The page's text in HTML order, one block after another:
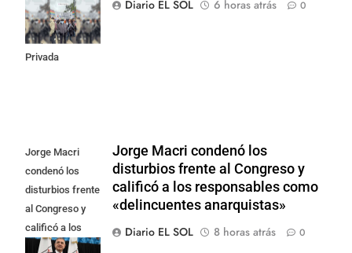
la Ley de
Propiedad
Privada
Diario EL SOL
6 horas atrás 0
Jorge Macri
condenó los
disturbios frente
al Congreso y
calificó a los
responsables
Jorge Macri condenó los
disturbios frente al Congreso y
calificó a los responsables como
«delincuentes anarquistas»
Diario EL SOL
8 horas atrás 0